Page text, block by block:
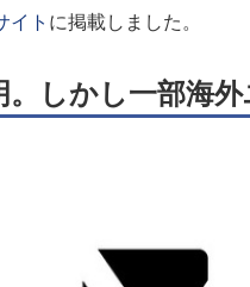
イト に掲載しました。
しかし一部海